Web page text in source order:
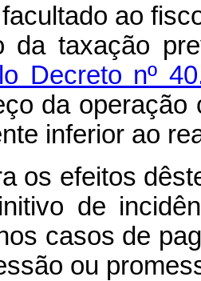
ao
da taxação
Decreto nº
da
inferior ao
efeitos dêste
de
casos de
ou